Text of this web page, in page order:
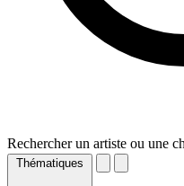
Rechercher un artiste ou une
Thématiques